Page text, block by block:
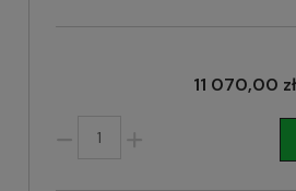
11 070,00 zł